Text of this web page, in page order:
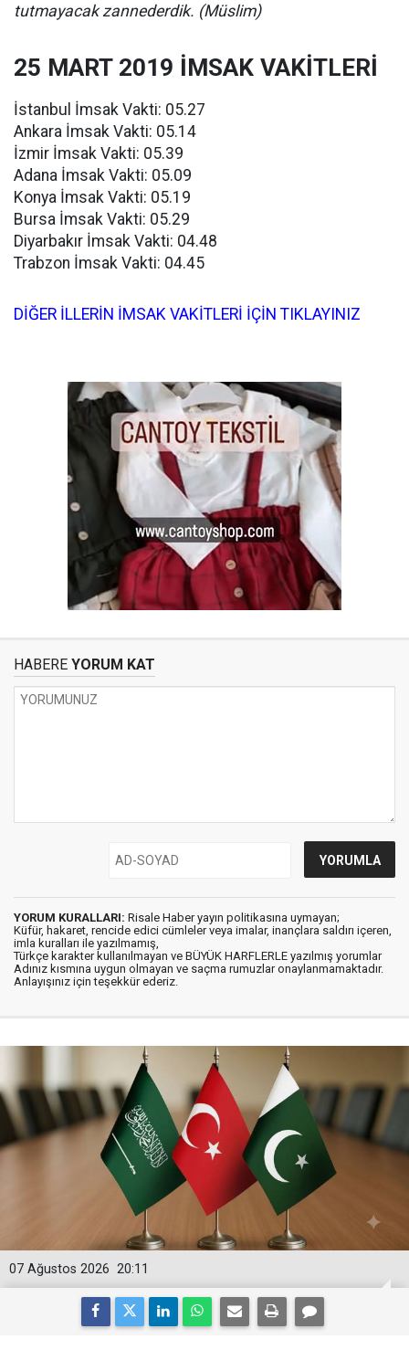
tutmayacak zannederdik. (Müslim)
25 MART 2019 İMSAK VAKİTLERİ
İstanbul İmsak Vakti: 05.27
Ankara İmsak Vakti: 05.14
İzmir İmsak Vakti: 05.39
Adana İmsak Vakti: 05.09
Konya İmsak Vakti: 05.19
Bursa İmsak Vakti: 05.29
Diyarbakır İmsak Vakti: 04.48
Trabzon İmsak Vakti: 04.45
DİĞER İLLERİN İMSAK VAKİTLERİ İÇİN TIKLAYINIZ
HABERE YORUM KAT
YORUM KURALLARI: Risale Haber yayın politikasına uymayan;
Küfür, hakaret, rencide edici cümleler veya imalar, inançlara saldırı içeren,
imla kuralları ile yazılmamış,
Türkçe karakter kullanılmayan ve BÜYÜK HARFLERLE yazılmış yorumlar
Adınız kısmına uygun olmayan ve saçma rumuzlar onaylanmamaktadır.
Anlayışınız için teşekkür ederiz.
20:11
07 Ağustos 2026